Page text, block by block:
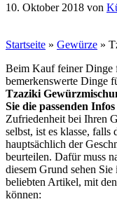
10. Oktober 2018 von
Startseite » Gewürze »
Beim Kauf feiner Dinge
bemerkenswerte Dinge
Tzaziki
Sie die passenden
Zufriedenheit bei Ihren
selbst, ist es klasse,
hauptsächlich der
beurteilen. Dafür muss
diesem Grund sehen
beliebten Artikel, mit
können: